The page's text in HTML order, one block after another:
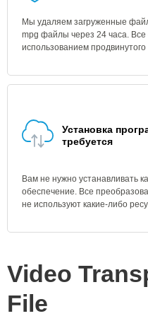
Мы удаляем загруженные
mpg файлы через 24 часа.
использованием
Установка
требуется
Вам не нужно устанавливать
обеспечение. Все
не используют какие-либо
Video
File